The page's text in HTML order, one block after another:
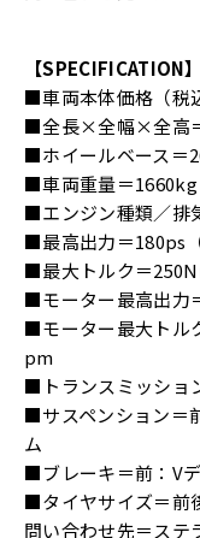
【SPECIFICATION
■車両本体価格（税
■全長×全幅×全高
■ホイールベース＝
■車両重量＝1660kg
■エンジン種類／排
■最高出力＝180ps
■最大トルク＝
■モーター最高出力
■モーター最大トル
pm
■トランスミッショ
■サスペンション＝
ム
■ブレーキ＝前：V
■タイヤサイズ＝前
問い合わせ先＝ステ